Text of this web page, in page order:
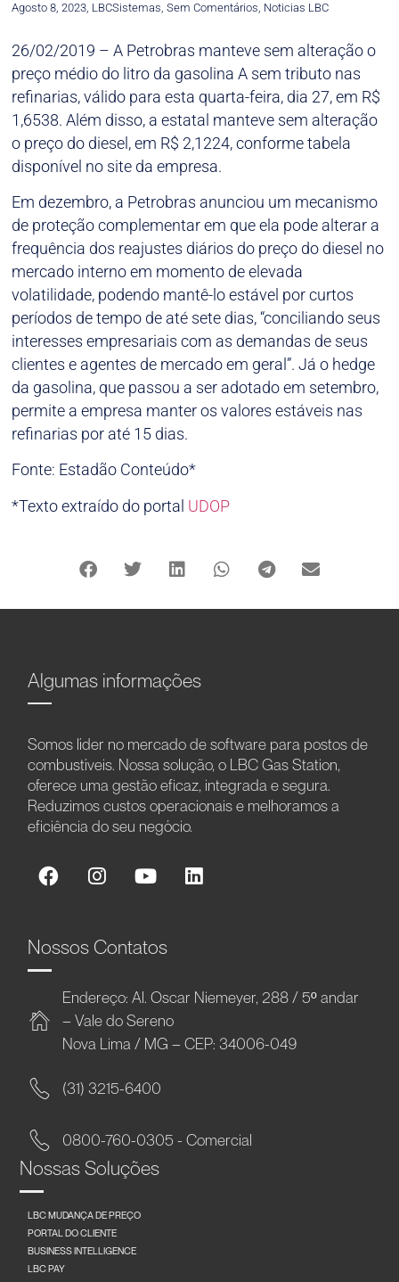
Agosto 8, 2023, LBCSistemas, Sem Comentários, Noticias LBC
26/02/2019 – A Petrobras manteve sem alteração o
preço médio do litro da gasolina A sem tributo nas
refinarias, válido para esta quarta-feira, dia 27, em R$
1,6538. Além disso, a estatal manteve sem alteração
o preço do diesel, em R$ 2,1224, conforme tabela
disponível no site da empresa.
Em dezembro, a Petrobras anunciou um mecanismo
de proteção complementar em que ela pode alterar a
frequência dos reajustes diários do preço do diesel no
mercado interno em momento de elevada
volatilidade, podendo mantê-lo estável por curtos
períodos de tempo de até sete dias, “conciliando seus
interesses empresariais com as demandas de seus
clientes e agentes de mercado em geral”. Já o hedge
da gasolina, que passou a ser adotado em setembro,
permite a empresa manter os valores estáveis nas
refinarias por até 15 dias.
Fonte: Estadão Conteúdo*
*Texto extraído do portal UDOP
Algumas informações
Somos líder no mercado de software para postos de
combustíveis. Nossa solução, o LBC Gas Station,
oferece uma gestão eficaz, integrada e segura.
Reduzimos custos operacionais e melhoramos a
eficiência do seu negócio.
Nossos Contatos
Endereço: Al. Oscar Niemeyer, 288 / 5º andar
– Vale do Sereno
Nova Lima / MG – CEP: 34006-049
(31) 3215-6400
0800-760-0305 - Comercial
Nossas Soluções
LBC MUDANÇA DE PREÇO
PORTAL DO CLIENTE
BUSINESS INTELLIGENCE
LBC PAY